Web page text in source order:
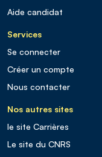
Aide candidat
Services
Se connecter
Créer un compte
Nous contacter
Nos autres sites
le site Carrières
Le site du CNRS